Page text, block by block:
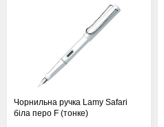
Чорнильна ручка Lamy Safari
біла перо F (тонке)